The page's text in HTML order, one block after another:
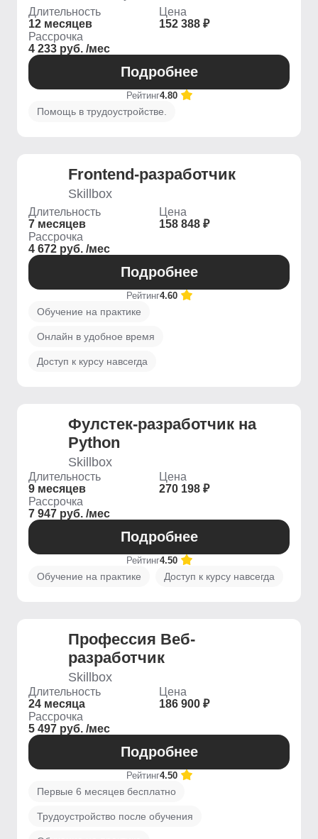
Длительность
12 месяцев
Цена
152 388 ₽
Рассрочка
4 233 руб. /мес
Подробнее
Рейтинг4.80
Помощь в трудоустройстве.
Frontend-разработчик
Skillbox
Длительность
7 месяцев
Цена
158 848 ₽
Рассрочка
4 672 руб. /мес
Подробнее
Рейтинг4.60
Обучение на практике
Онлайн в удобное время
Доступ к курсу навсегда
Фулстек-разработчик на
Python
Skillbox
Длительность
9 месяцев
Цена
270 198 ₽
Рассрочка
7 947 руб. /мес
Подробнее
Рейтинг4.50
Обучение на практике Доступ к курсу навсегда
Профессия Веб-
разработчик
Skillbox
Длительность
24 месяца
Цена
186 900 ₽
Рассрочка
5 497 руб. /мес
Подробнее
Рейтинг4.50
Первые 6 месяцев бесплатно
Трудоустройство после обучения